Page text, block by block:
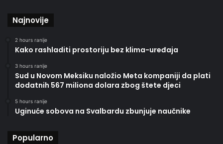
Najnovije
2 hours ranije
Kako rashladiti prostoriju bez klima-uređaja
3 hours ranije
Sud u Novom Meksiku naložio Meta kompaniji da plati
dodatnih 567 miliona dolara zbog štete djeci
5 hours ranije
Uginuće sobova na Svalbardu zbunjuje naučnike
Popularno